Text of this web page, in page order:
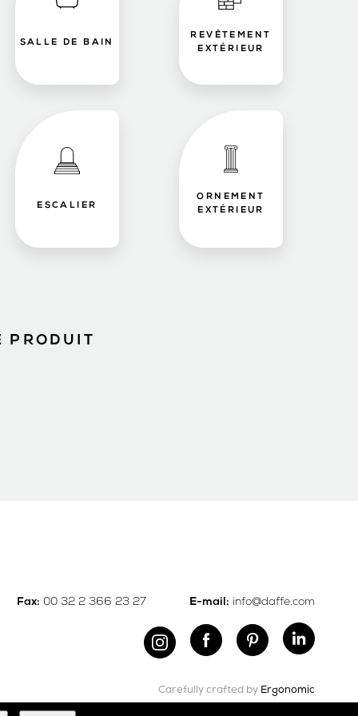
SALLE DE BAIN
REVÊTEMENT
EXTÉRIEUR
ESCALIER
ORNEMENT
EXTÉRIEUR
PRODUIT
Fax: 00 32 2 366 23 27 E-mail: info@daffe.com
Carefully crafted by Ergonomic